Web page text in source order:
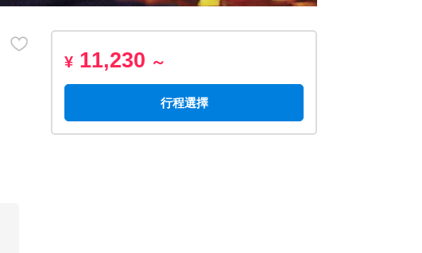
¥ 11,230 ～
行程選擇